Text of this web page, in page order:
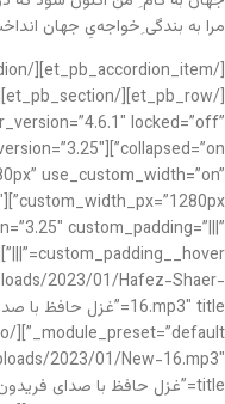
مرا به بندگی ِخواجه‌یِ جهان
locked=”off”
use_custom_width=”on”
custom_padding=”|||”
2023/01/Hafez-Shaer-
2023/01/New-16.mp3″